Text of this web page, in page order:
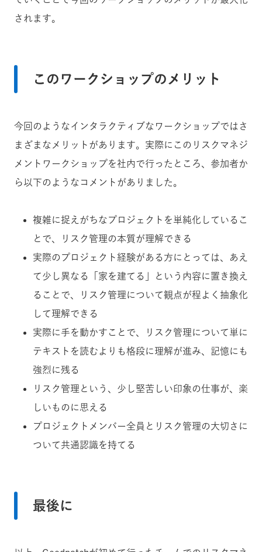
されます。
このワークショップのメリット
今回のようなインタラクティブなワークショップではさ
まざまなメリットがあります。実際にこのリスクマネジ
メントワークショップを社内で行ったところ、参加者か
ら以下のようなコメントがありました。
複雑に捉えがちなプロジェクトを単純化しているこ
とで、リスク管理の本質が理解できる
実際のプロジェクト経験がある方にとっては、あえ
て少し異なる「家を建てる」という内容に置き換え
ることで、リスク管理について観点が程よく抽象化
して理解できる
実際に手を動かすことで、リスク管理について単に
テキストを読むよりも格段に理解が進み、記憶にも
強烈に残る
リスク管理という、少し堅苦しい印象の仕事が、楽
しいものに思える
プロジェクトメンバー全員とリスク管理の大切さに
ついて共通認識を持てる
最後に